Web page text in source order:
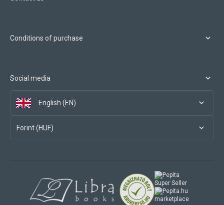
Conditions of purchase
Social media
English (EN)
Forint (HUF)
marketplace